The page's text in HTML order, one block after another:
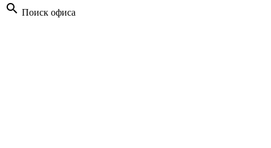
search Поиск офиса